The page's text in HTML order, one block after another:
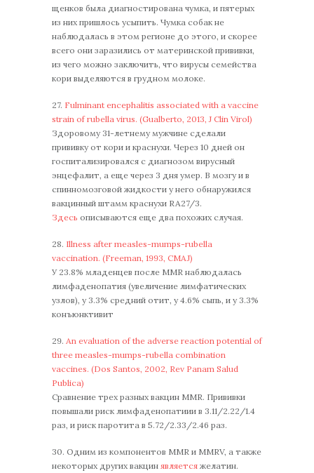
щенков была диагностирована чумка, и пятерых
из них пришлось усыпить. Чумка собак не
наблюдалась в этом регионе до этого, и скорее
всего они заразились от материнской прививки,
из чего можно заключить, что вирусы семейства
кори выделяются в грудном молоке.
27. Fulminant encephalitis associated with a vaccine
strain of rubella virus. (Gualberto, 2013, J Clin Virol)
Здоровому 31-летнему мужчине сделали
прививку от кори и краснухи. Через 10 дней он
госпитализировался с диагнозом вирусный
энцефалит, а еще через 3 дня умер. В мозгу и в
спинномозговой жидкости у него обнаружился
вакцинный штамм краснухи RA27/3.
Здесь описываются еще два похожих случая.
28. Illness after measles-mumps-rubella
vaccination. (Freeman, 1993, CMAJ)
У 23.8% младенцев после MMR наблюдалась
лимфаденопатия (увеличение лимфатических
узлов), у 3.3% средний отит, у 4.6% сыпь, и у 3.3%
конъюнктивит
29. An evaluation of the adverse reaction potential of
three measles-mumps-rubella combination
vaccines. (Dos Santos, 2002, Rev Panam Salud
Publica)
Сравнение трех разных вакцин MMR. Прививки
повышали риск лимфаденопатиии в 3.11/2.22/1.4
раз, и риск паротита в 5.72/2.33/2.46 раз.
30. Одним из компонентов MMR и MMRV, а также
некоторых других вакцин является желатин.